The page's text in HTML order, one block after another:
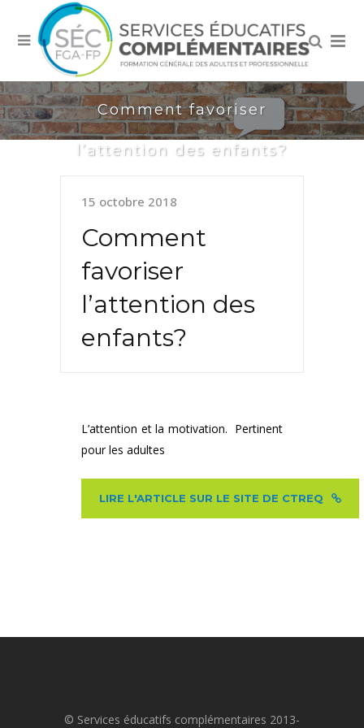
Comment favoriser
l’attention des enfants?
15 octobre 2018
Comment
favoriser
l’attention des
enfants?
L’attention et la motivation. Pertinent
pour les adultes
LIRE L'ARTICLE SUR LE SITE DE CTREQ
© Services éducatifs complémentaires 2013-